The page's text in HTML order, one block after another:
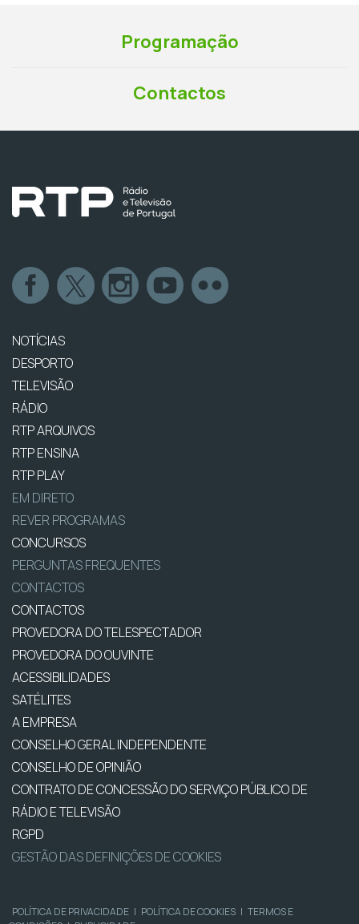
Programação
Contactos
NOTÍCIAS
DESPORTO
TELEVISÃO
RÁDIO
RTP ARQUIVOS
RTP ENSINA
RTP PLAY
EM DIRETO
REVER PROGRAMAS
CONCURSOS
PERGUNTAS FREQUENTES
CONTACTOS
CONTACTOS
PROVEDORA DO TELESPECTADOR
PROVEDORA DO OUVINTE
ACESSIBILIDADES
SATÉLITES
A EMPRESA
CONSELHO GERAL INDEPENDENTE
CONSELHO DE OPINIÃO
CONTRATO DE CONCESSÃO DO SERVIÇO PÚBLICO DE
RÁDIO E TELEVISÃO
RGPD
GESTÃO DAS DEFINIÇÕES DE COOKIES
POLÍTICA DE PRIVACIDADE | POLÍTICA DE COOKIES | TERMOS E